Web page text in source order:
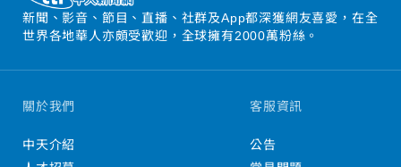
新聞、影音、節目、直播、社群及App都深獲網友喜愛，在全
世界各地華人亦頗受歡迎，全球擁有2000萬粉絲。
關於我們
中天介紹
客服資訊
公告